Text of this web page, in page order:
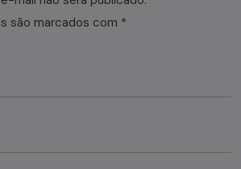
são marcados com *